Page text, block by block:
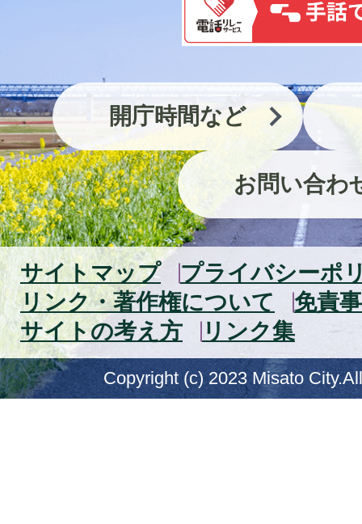
開庁時間など
お問い合わ
サイトマップ
プライバシーポ
リンク・著作権について
免責
サイトの考え方
リンク集
Copyright (c) 2023 Misato